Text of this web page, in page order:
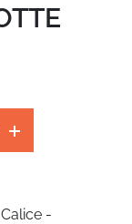
-